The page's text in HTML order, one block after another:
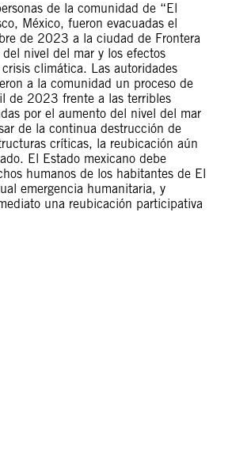
de la comunidad de “El
México, fueron evacuadas el
de 2023 a la ciudad de Frontera
nivel del mar y los efectos
climática. Las autoridades
a la comunidad un proceso de
de 2023 frente a las terribles
por el aumento del nivel del mar
de la continua destrucción de
críticas, la reubicación aún
El Estado mexicano debe
humanos de los habitantes de El
emergencia humanitaria, y
una reubicación participativa